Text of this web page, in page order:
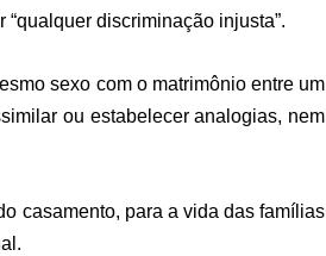
discriminação injusta”.
sexo com o matrimônio entre um
ou estabelecer analogias, nem
casamento, para a vida das famílias